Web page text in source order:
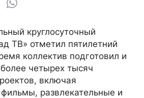
круглосуточный
ТВ» отметил пятилетний
коллектив подготовил и
четырех тысяч
включая
развлекательные и